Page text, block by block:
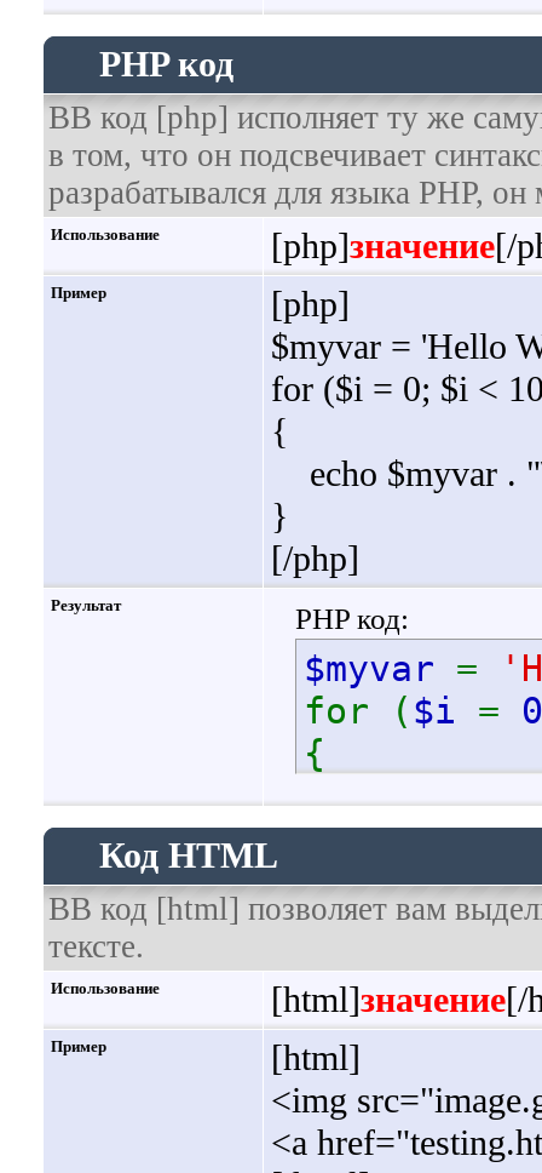
PHP код
BB код [php] исполняет ту же
в том, что он подсвечивает
разрабатывался для языка PHP,
Использование [php]значение[/
Пример
[php]
$myvar = 'Hello
for ($i = 0; $i <
{
echo $myvar .
}
[/php]
Результат PHP код:
$myvar =
for ( $i = 0
{
echo
}
Код HTML
BB код [html] позволяет вам
тексте.
Использование [html]значение[/
Пример
[html]
<img
<a